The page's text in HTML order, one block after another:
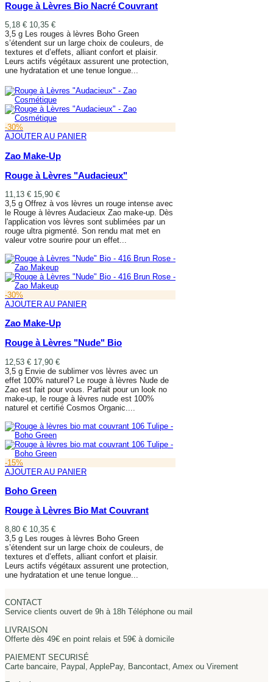
Rouge à Lèvres Bio Nacré Couvrant
5,18 € 10,35 €
3,5 g Les rouges à lèvres Boho Green
s’étendent sur un large choix de couleurs, de
textures et d’effets, alliant confort et plaisir.
Leurs actifs végétaux assurent une protection,
une hydratation et une tenue longue...
-30%
AJOUTER AU PANIER
Zao Make-Up
Rouge à Lèvres "Audacieux"
11,13 € 15,90 €
3,5 g Offrez à vos lèvres un rouge intense avec
le Rouge à lèvres Audacieux Zao make-up. Dès
l'application vos lèvres sont sublimées par un
rouge ultra pigmenté. Son rendu mat met en
valeur votre sourire pour un effet...
-30%
AJOUTER AU PANIER
Zao Make-Up
Rouge à Lèvres "Nude" Bio
12,53 € 17,90 €
3,5 g Envie de sublimer vos lèvres avec un
effet 100% naturel? Le rouge à lèvres Nude de
Zao est fait pour vous. Parfait pour un look no
make-up, le rouge à lèvres nude est 100%
naturel et certifié Cosmos Organic....
-15%
AJOUTER AU PANIER
Boho Green
Rouge à Lèvres Bio Mat Couvrant
8,80 € 10,35 €
3,5 g Les rouges à lèvres Boho Green
s’étendent sur un large choix de couleurs, de
textures et d’effets, alliant confort et plaisir.
Leurs actifs végétaux assurent une protection,
une hydratation et une tenue longue...
CONTACT
Service clients ouvert de 9h à 18h Téléphone ou mail
LIVRAISON
Offerte dès 49€ en point relais et 59€ à domicile
PAIEMENT SECURISÉ
Carte bancaire, Paypal, ApplePay, Bancontact, Amex ou Virement